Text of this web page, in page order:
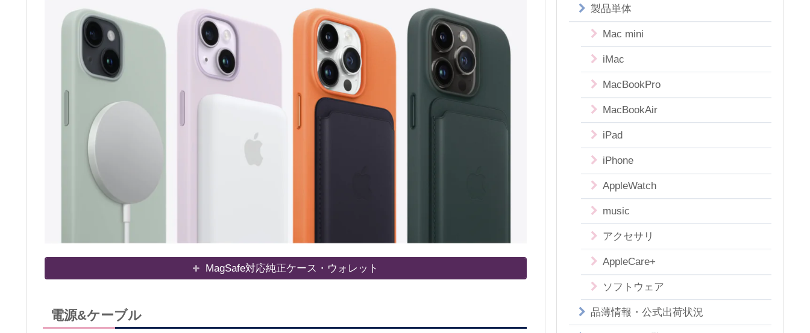
MagSafe対応純正ケース・ウォレット
電源&ケーブル
製品単体
Mac mini
iMac
MacBookPro
MacBookAir
iPad
iPhone
AppleWatch
music
アクセサリ
AppleCare+
ソフトウェア
品薄情報・公式出荷状況